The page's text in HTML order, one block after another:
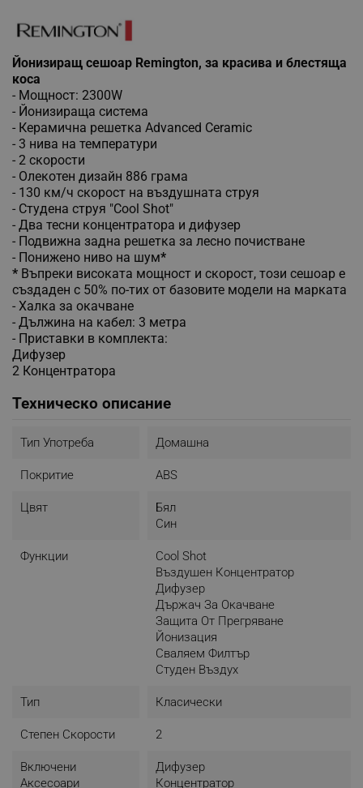
Йонизиращ сешоар Remington, за красива и блестяща
коса
- Мощност: 2300W
- Йонизираща система
- Керамична решетка Advanced Ceramic
- 3 нива на температури
- 2 скорости
- Олекотен дизайн 886 грама
- 130 км/ч скорост на въздушната струя
- Студена струя "Cool Shot"
- Два тесни концентратора и дифузер
- Подвижна задна решетка за лесно почистване
- Понижено ниво на шум*
* Въпреки високата мощност и скорост, този сешоар е
създаден с 50% по-тих от базовите модели на марката
- Халка за окачване
- Дължина на кабел: 3 метра
- Приставки в комплекта:
Дифузер
2 Концентратора
Техническо описание
Тип Употреба Домашна
Покритие ABS
Цвят
Бял
Син
Функции
Cool Shot
Въздушен Концентратор
Дифузер
Държач За Окачване
Защита От Прегряване
Йонизация
Сваляем Филтър
Студен Въздух
Тип Класически
Степен Скорости 2
Включени
Аксесоари
Дифузер
Концентратор